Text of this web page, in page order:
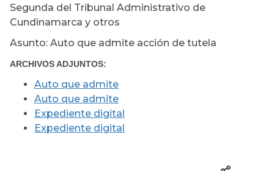
Segunda del Tribunal Administrativo de
Cundinamarca y otros
Asunto: Auto que admite acción de tutela
ARCHIVOS ADJUNTOS:
Auto que admite
Auto que admite
Expediente digital
Expediente digital